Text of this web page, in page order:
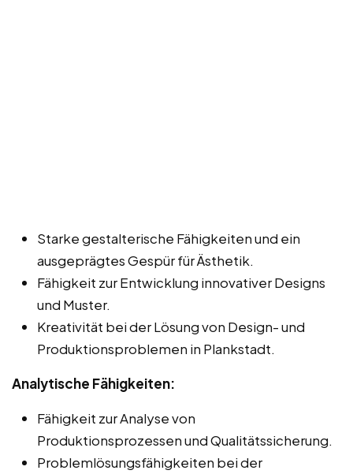
Starke gestalterische Fähigkeiten und ein
ausgeprägtes Gespür für Ästhetik.
Fähigkeit zur Entwicklung innovativer Designs
und Muster.
Kreativität bei der Lösung von Design- und
Produktionsproblemen in Plankstadt.
Analytische Fähigkeiten:
Fähigkeit zur Analyse von
Produktionsprozessen und Qualitätssicherung.
Problemlösungsfähigkeiten bei der